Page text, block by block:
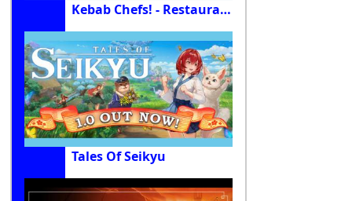
Kebab Chefs! - Restaurant Simulator
Tales Of Seikyu